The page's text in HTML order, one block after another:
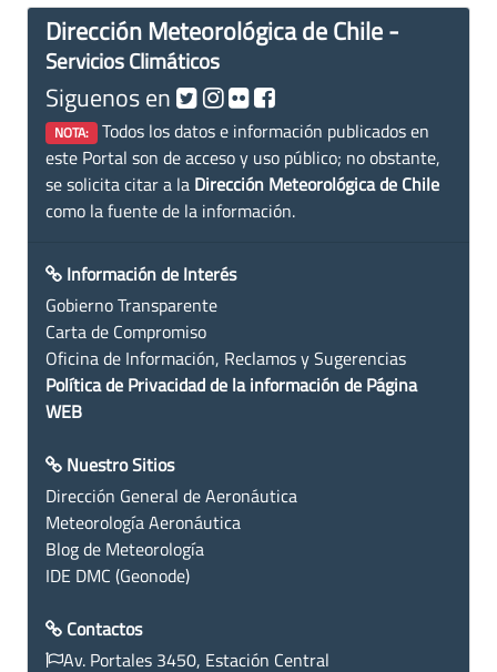
Dirección Meteorológica de Chile -
Servicios Climáticos
Siguenos en
NOTA: Todos los datos e información publicados en
este Portal son de acceso y uso público; no obstante,
se solicita citar a la Dirección Meteorológica de Chile
como la fuente de la información.
Información de Interés
Gobierno Transparente
Carta de Compromiso
Oficina de Información, Reclamos y Sugerencias
Política de Privacidad de la información de Página
WEB
Nuestro Sitios
Dirección General de Aeronáutica
Meteorología Aeronáutica
Blog de Meteorología
IDE DMC (Geonode)
Contactos
Av. Portales 3450, Estación Central